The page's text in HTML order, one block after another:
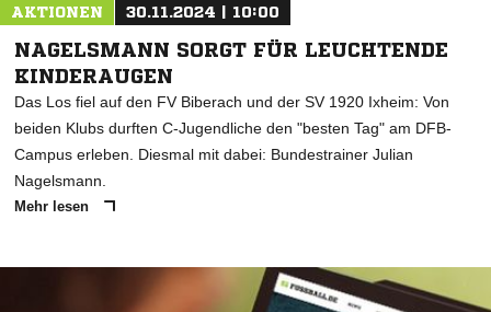
AKTIONEN 30.11.2024 | 10:00
NAGELSMANN SORGT FÜR LEUCHTENDE
KINDERAUGEN
Das Los fiel auf den FV Biberach und der SV 1920 Ixheim: Von
beiden Klubs durften C-Jugendliche den "besten Tag" am DFB-
Campus erleben. Diesmal mit dabei: Bundestrainer Julian
Nagelsmann.
Mehr lesen